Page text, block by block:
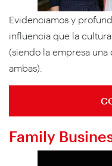
Evidenciamos y
influencia que la
(siendo la empresa
ambas).
Family